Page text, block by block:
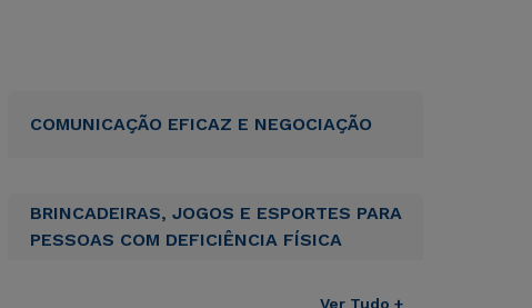
COMUNICAÇÃO EFICAZ E NEGOCIAÇÃO
BRINCADEIRAS, JOGOS E ESPORTES PARA
PESSOAS COM DEFICIÊNCIA FÍSICA
Ver Tudo +